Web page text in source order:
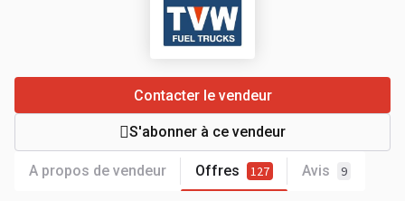
A propos de vendeur Offres 127 Avis 9
Contacter le vendeur
S'abonner à ce vendeur